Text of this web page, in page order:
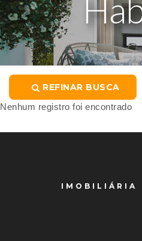
REFINAR BUSCA
Nenhum registro foi encontrado
IMOBILIÁRIA